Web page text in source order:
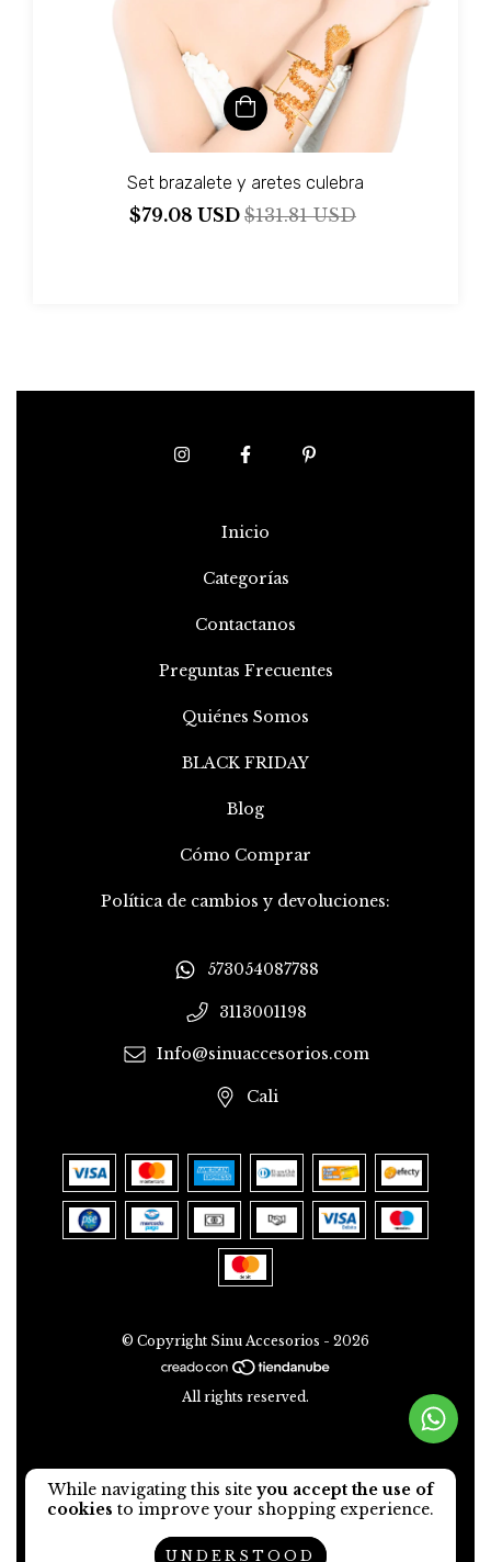
While navigating this siteyou accept the use of
cookies to improve your shopping experience.
UNDERSTOOD
Set brazalete y aretes culebra
$79.08 USD $131.81 USD
Inicio
Categorías
Contactanos
Preguntas Frecuentes
Quiénes Somos
BLACK FRIDAY
Blog
Cómo Comprar
Política de cambios y devoluciones:
573054087788
3113001198
Info@sinuaccesorios.com
Cali
© Copyright Sinu Accesorios - 2026
All rights reserved.